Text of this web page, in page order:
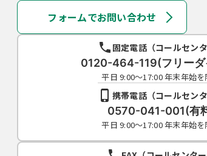
フォームでお問い合わせ
固定電話（コールセンタ
0120-464-119(フリーダ
平日 9:00～17:00 年末年始を
携帯電話（コールセンタ
0570-041-001(有
平日 9:00～17:00 年末年始を